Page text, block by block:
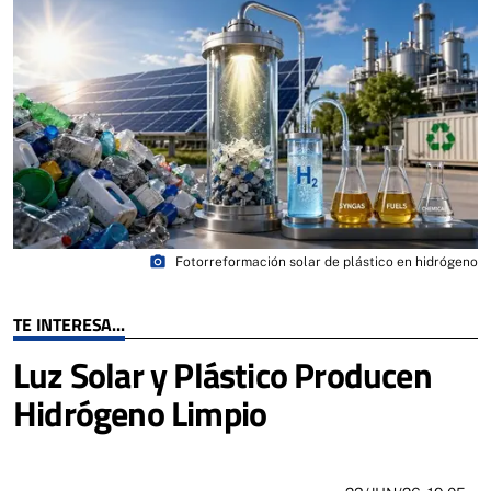
TE INTERESA...
Luz Solar y Plástico Producen
Hidrógeno Limpio
photo_camera Fotorreformación solar de plástico en hidrógeno